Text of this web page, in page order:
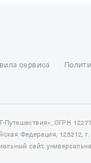
Президент Отель
Отели в Абхазии
сервиса
Путешествия», ОГРН
Федерация, 125212,
сайт,